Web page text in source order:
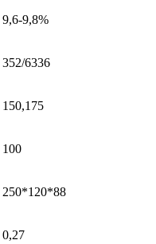
9,6-9,8%
352/6336
150,175
100
250*120*88
0,27